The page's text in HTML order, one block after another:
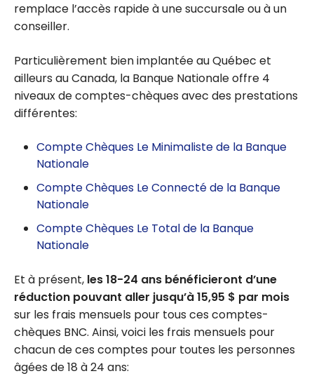
remplace l’accès rapide à une succursale ou à un
conseiller.
Particulièrement bien implantée au Québec et
ailleurs au Canada, la Banque Nationale offre 4
niveaux de comptes-chèques avec des prestations
différentes:
Compte Chèques Le Minimaliste de la Banque
Nationale
Compte Chèques Le Connecté de la Banque
Nationale
Compte Chèques Le Total de la Banque
Nationale
Et à présent, les 18-24 ans bénéficieront d’une
réduction pouvant aller jusqu’à 15,95 $ par mois
sur les frais mensuels pour tous ces comptes-
chèques BNC. Ainsi, voici les frais mensuels pour
chacun de ces comptes pour toutes les personnes
âgées de 18 à 24 ans: